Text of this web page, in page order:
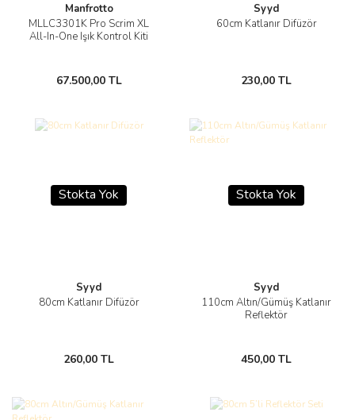
Manfrotto
MLLC3301K Pro Scrim XL
All-In-One Işık Kontrol Kiti
67.500,00 TL
Syyd
60cm Katlanır Difüzör
230,00 TL
Stokta Yok
Syyd
80cm Katlanır Difüzör
260,00 TL
Stokta Yok
Syyd
110cm Altın/Gümüş Katlanır
Reflektör
450,00 TL